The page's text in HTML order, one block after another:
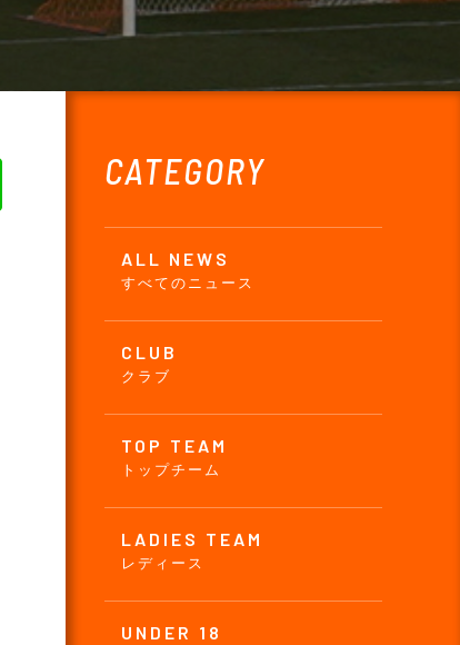
CATEGORY
ALL NEWS
すべてのニュース
CLUB
クラブ
TOP TEAM
トップチーム
LADIES TEAM
レディース
UNDER 18